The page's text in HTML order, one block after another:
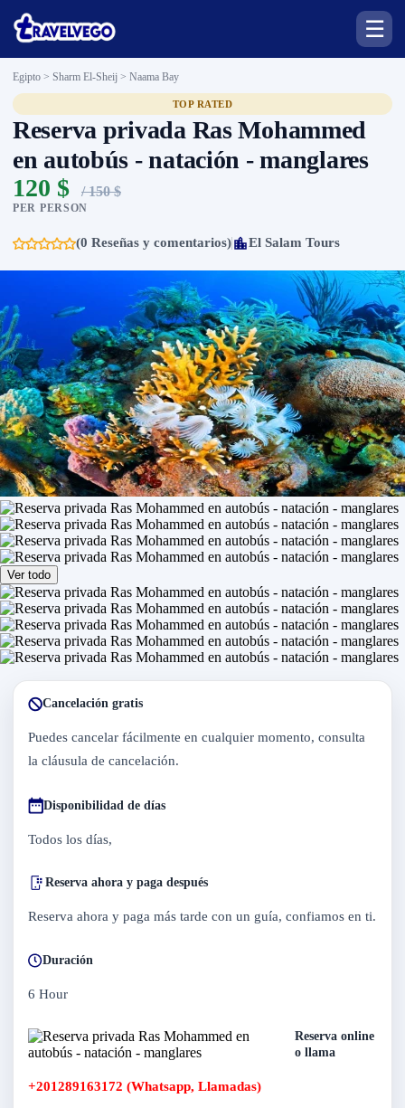
☰
Egipto > Sharm El-Sheij > Naama Bay
TOP RATED
Reserva privada Ras Mohammed
en autobús - natación - manglares
120 $
/ 150 $
PER PERSON
(0 Reseñas y comentarios) El Salam Tours
Ver todo
Cancelación gratis
Puedes cancelar fácilmente en cualquier momento, consulta
la cláusula de cancelación.
Disponibilidad de días
Todos los días,
Reserva ahora y paga después
Reserva ahora y paga más tarde con un guía, confiamos en ti.
Duración
6 Hour
Reserva online
o llama
+201289163172 (Whatsapp, Llamadas)